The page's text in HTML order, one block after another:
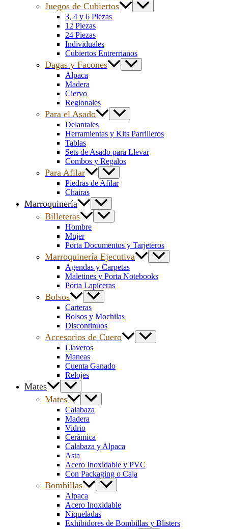
Juegos de Cubiertos
3, 4 y 6 Piezas
12 Piezas
24 Piezas
Individuales
Cubiertos Entrerrianos
Dagas y Facones
Alpaca
Madera
Ciervo
Regionales
Para el Asado
Delantales
Herramientas y Kits Parrilleros
Tablas
Sets de Asado para Llevar
Combos y Regalos
Para Afilar
Piedras de Afilar
Chairas
Marroquinería
Billeteras
Hombre
Mujer
Porta Documentos y Tarjeteros
Marroquinería Ejecutiva
Agendas y Carpetas
Maletines y Porta Notebooks
Porta Lapiceras
Bolsos
Carteras
Bolsos y Mochilas
Discontinuos
Accesorios de Cuero
Llaveros
Maneas
Cuenta Ganado
Relojes
Mates
Mates
Calabaza
Madera
Vidrio
Cerámica
Calabaza y Alpaca
Asta
Acero Inoxidable y PVC
Con Packaging o Caja
Bombillas
Alpaca
Acero Inoxidable
Niqueladas
Exhibidores de Bombillas y Blisters